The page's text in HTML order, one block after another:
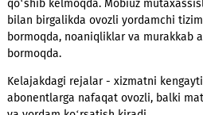
qo‘ng‘iroqlarning aksariyati
Moobina shevalar bilan jonli
familiyasi va otasining ismini
mutaxassislar tomonidan
iboralarni yozib olish bo‘yicha
Yangi